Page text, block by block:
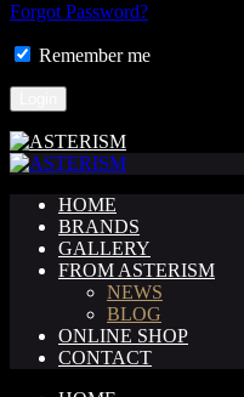
Forgot Password?
Remember me
HOME
BRANDS
GALLERY
FROM ASTERISM
NEWS
BLOG
ONLINE SHOP
CONTACT